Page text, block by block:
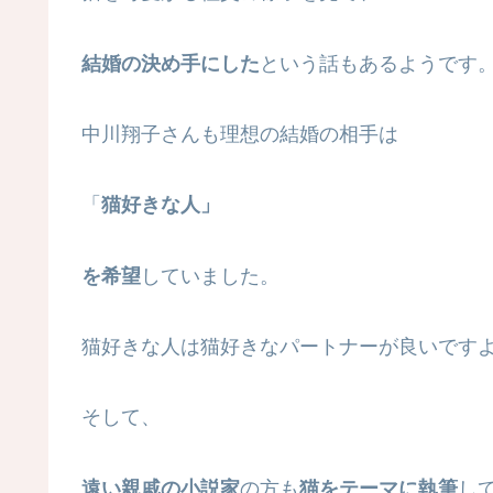
結婚の決め手にした という話もあるようです。
中川翔子さんも理想の結婚の相手は
「 猫好きな人」
を希望 していました。
猫好きな人は猫好きなパートナーが良いですよ
そして、
遠い親戚の小説家の方も猫をテーマに執筆 し